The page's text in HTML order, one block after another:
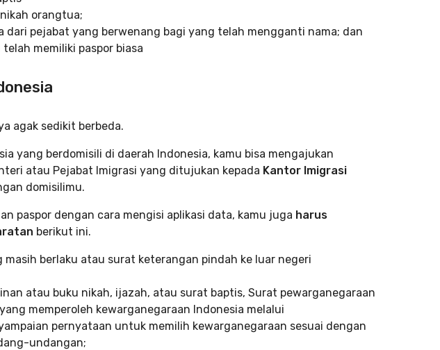
orangtua;
dari pejabat yang berwenang bagi yang telah mengganti nama; dan
memiliki paspor biasa
agak sedikit berbeda.
yang berdomisili di daerah Indonesia, kamu bisa mengajukan
atau Pejabat Imigrasi yang ditujukan kepada Kantor Imigrasi
domisilimu.
paspor dengan cara mengisi aplikasi data, kamu juga harus
berikut ini.
masih berlaku atau surat keterangan pindah ke luar negeri
atau buku nikah, ijazah, atau surat baptis, Surat pewarganegaraan
memperoleh kewarganegaraan Indonesia melalui
pernyataan untuk memilih kewarganegaraan sesuai dengan
undangan;